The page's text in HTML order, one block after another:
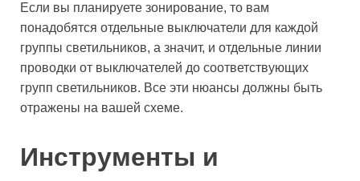
Если вы планируете зонирование, то вам
понадобятся отдельные выключатели для каждой
группы светильников, а значит, и отдельные линии
проводки от выключателей до соответствующих
групп светильников. Все эти нюансы должны быть
отражены на вашей схеме.
Инструменты и